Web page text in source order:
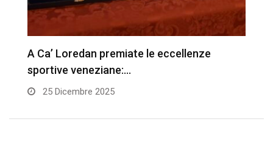
A Ca’ Loredan premiate le eccellenze
sportive veneziane:…
25 Dicembre 2025